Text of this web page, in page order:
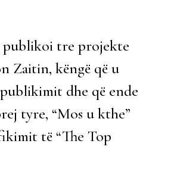
publikoi tre projekte
Zaitin, këngë që u
dhe që ende
tyre, “Mos u kthe”
të “The Top